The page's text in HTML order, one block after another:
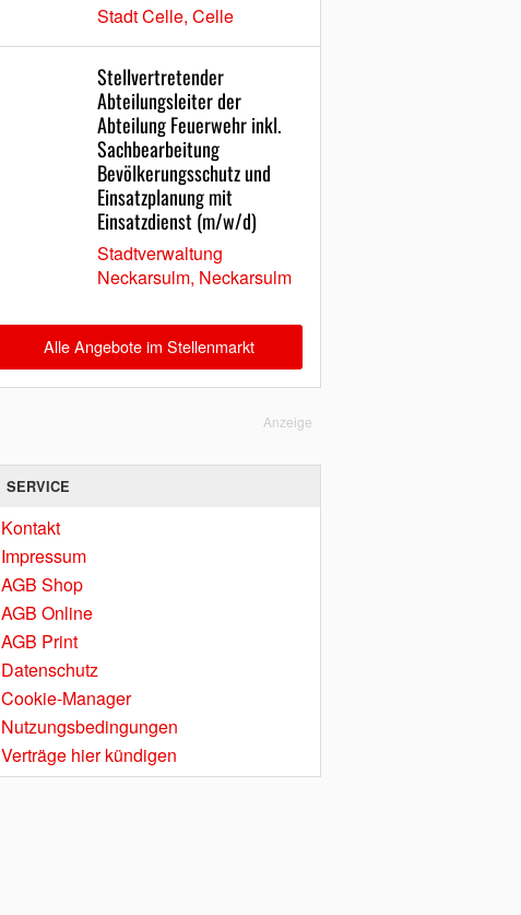
Stadt Celle, Celle
Stellvertretender
Abteilungsleiter der
Abteilung Feuerwehr inkl.
Sachbearbeitung
Bevölkerungsschutz und
Einsatzplanung mit
Einsatzdienst (m/w/d)
Stadtverwaltung
Neckarsulm, Neckarsulm
Alle Angebote im Stellenmarkt
Anzeige
SERVICE
Kontakt
Impressum
AGB Shop
AGB Online
AGB Print
Datenschutz
Cookie-Manager
Nutzungsbedingungen
Verträge hier kündigen